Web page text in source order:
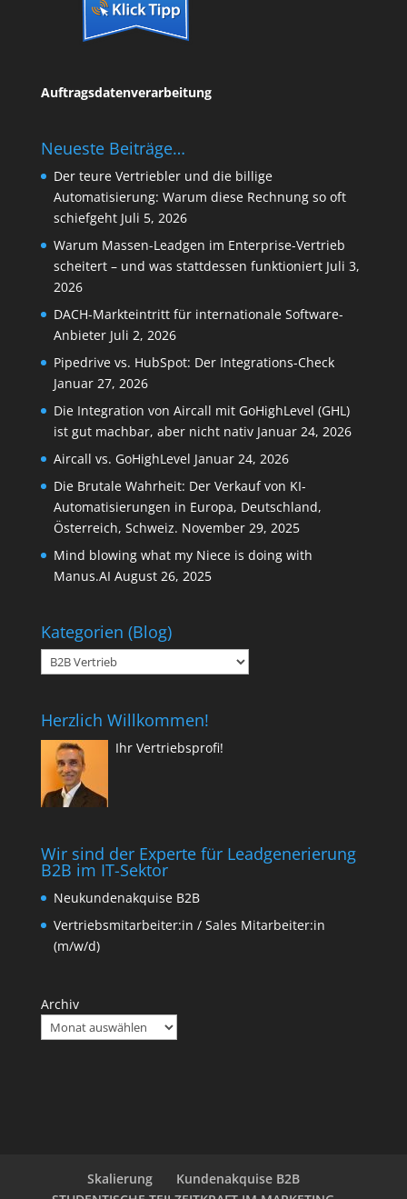
Auftragsdatenverarbeitung
Neueste Beiträge…
Der teure Vertriebler und die billige
Automatisierung: Warum diese Rechnung so oft
schiefgeht Juli 5, 2026
Warum Massen-Leadgen im Enterprise-Vertrieb
scheitert – und was stattdessen funktioniert Juli 3,
2026
DACH-Markteintritt für internationale Software-
Anbieter Juli 2, 2026
Pipedrive vs. HubSpot: Der Integrations-Check
Januar 27, 2026
Die Integration von Aircall mit GoHighLevel (GHL)
ist gut machbar, aber nicht nativ Januar 24, 2026
Aircall vs. GoHighLevel Januar 24, 2026
Die Brutale Wahrheit: Der Verkauf von KI-
Automatisierungen in Europa, Deutschland,
Österreich, Schweiz. November 29, 2025
Mind blowing what my Niece is doing with
Manus.AI August 26, 2025
Kategorien (Blog)
Kategorien
(Blog)
Herzlich Willkommen!
Ihr Vertriebsprofi!
Wir sind der Experte für Leadgenerierung
B2B im IT-Sektor
Neukundenakquise B2B
Vertriebsmitarbeiter:in / Sales Mitarbeiter:in
(m/w/d)
Archiv
Skalierung
Kundenakquise B2B